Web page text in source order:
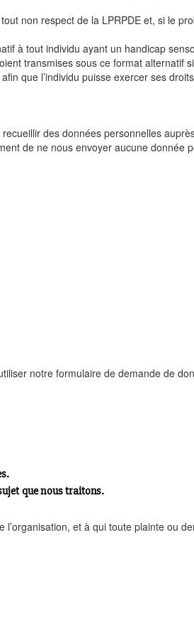
non respect de la LPRPDE et, si le
à tout individu ayant un handicap
transmises sous ce format
que l’individu puisse exercer ses
des données personnelles
de ne nous envoyer aucune donnée
notre formulaire de demande de
que nous traitons.
et à qui toute plainte ou